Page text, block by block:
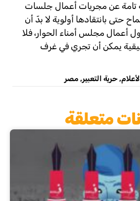
تامة عن مجريات أعمال جلسات
حتى بانتقادها أولوية لا بدّ أن
أعمال مجلس أمناء الحوار، فلا
يمكن أن تجري في غرف
,حرية التعبير, مصر
متعلقة